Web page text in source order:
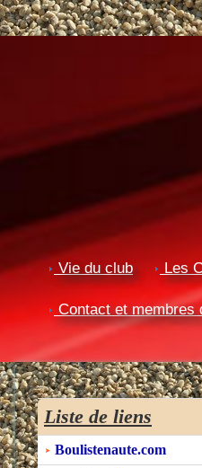
Vie du club Les
Contact et membres
Liste de liens
Boulistenaute.com